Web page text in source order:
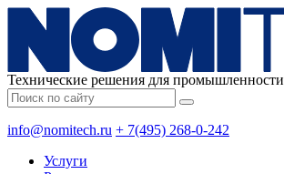
Технические решения для промышленности
info@nomitech.ru + 7(495) 268-0-242
Услуги